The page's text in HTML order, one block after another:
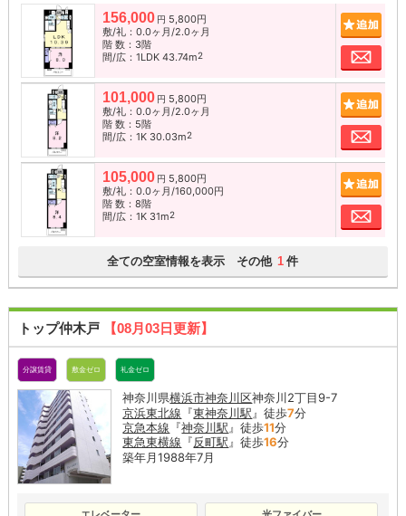
156,000 円 5,800円
敷/礼：0.0ヶ月/2.0ヶ月
階 数：3階
間/広：1LDK 43.74m2 お
101,000 円 5,800円
敷/礼：0.0ヶ月/2.0ヶ月
階 数：5階
間/広：1K 30.03m2 お
105,000 円 5,800円
敷/礼：0.0ヶ月/160,000円
階 数：8階
間/広：1K 31m2 お
全ての空室情報を表示 その他 1 件
トップ仲木戸 【08月03日更新】
分譲賃貸 敷金ゼロ 礼金ゼロ
神奈川県横浜市神奈川区神奈川2丁目9-7
京浜東北線 『東神奈川駅 』徒歩7分
京急本線 『神奈川駅 』徒歩11分
東急東横線 『反町駅 』徒歩16分
築年月1988年7月